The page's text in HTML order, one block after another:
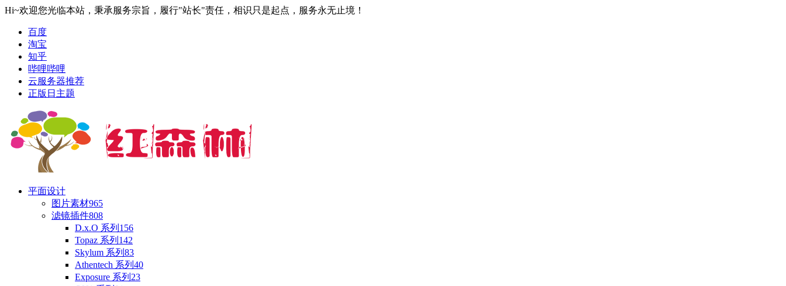
Hi~欢迎您光临本站，秉承服务宗旨，履行"站长"责任，相识只是起点，服务永无止境！
百度
淘宝
知乎
哔哩哔哩
云服务器推荐
正版日主题
平面设计
图片素材965
滤镜插件808
D.x.O 系列 156
Topaz 系列 142
Skylum 系列 83
Athentech 系列 40
Exposure 系列 23